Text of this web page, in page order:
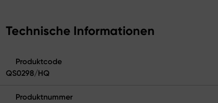
Technische Informationen
Produktcode
QS0298/HQ
Produktnummer